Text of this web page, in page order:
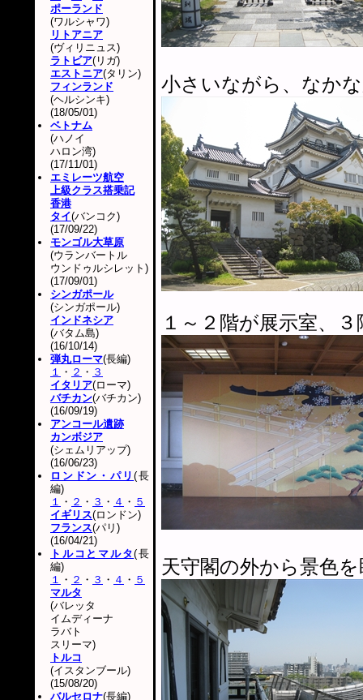
小さいながら、なか
１～２階が展示室、
天守閣の外から景色
ポーランド
(ワルシャワ)
リトアニア
(ヴィリニュス)
ラトビア(リガ)
エストニア(タリン)
フィンランド
(ヘルシンキ)
(18/05/01)
ベトナム
(ハノイ
ハロン湾)
(17/11/01)
エミレーツ航空
上級クラス搭乗記
香港
タイ(バンコク)
(17/09/22)
モンゴル大草原
(ウランバートル
ウンドゥルシレット)
(17/09/01)
シンガポール
(シンガポール)
インドネシア
(バタム島)
(16/10/14)
弾丸ローマ(長編)
１ ・ ２ ・ ３
イタリア(ローマ)
バチカン(バチカン)
(16/09/19)
アンコール遺跡
カンボジア
(シェムリアップ)
(16/06/23)
ロンドン・パリ(長
編)
１ ・ ２ ・ ３ ・ ４ ・ ５
イギリス(ロンドン)
フランス(パリ)
(16/04/21)
トルコとマルタ(長
編)
１ ・ ２ ・ ３ ・ ４ ・ ５
マルタ
(バレッタ
イムディーナ
ラバト
スリーマ)
トルコ
(イスタンブール)
(15/08/20)
バルセロナ(長編)